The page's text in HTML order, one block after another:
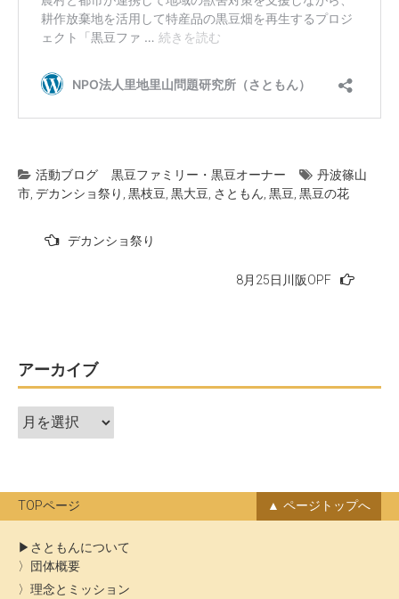
活動ブログ 黒豆ファミリー・黒豆オーナー
丹波篠山
市 デカンショ祭り 黒枝豆 黒大豆 さともん 黒豆 黒豆の花
ー
シ
ョ
デカンショ祭り
8月25日川阪OPF
アーカイブ
ア
ー
ブ
TOPページ ページトップへ
さともんについて
団体概要
理念とミッション